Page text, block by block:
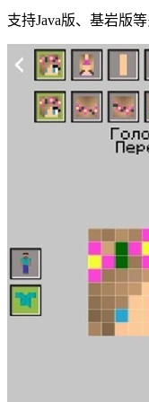
支持Java版、基岩版